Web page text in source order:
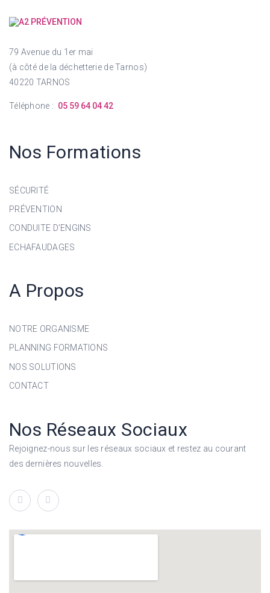
79 Avenue du 1er mai
(à côté de la déchetterie de Tarnos)
40220 TARNOS
Téléphone : 05 59 64 04 42
Nos Formations
SÉCURITÉ
PRÉVENTION
CONDUITE D’ENGINS
ECHAFAUDAGES
A Propos
NOTRE ORGANISME
PLANNING FORMATIONS
NOS SOLUTIONS
CONTACT
Nos Réseaux Sociaux
Rejoignez-nous sur les réseaux sociaux et restez au courant
des dernières nouvelles.